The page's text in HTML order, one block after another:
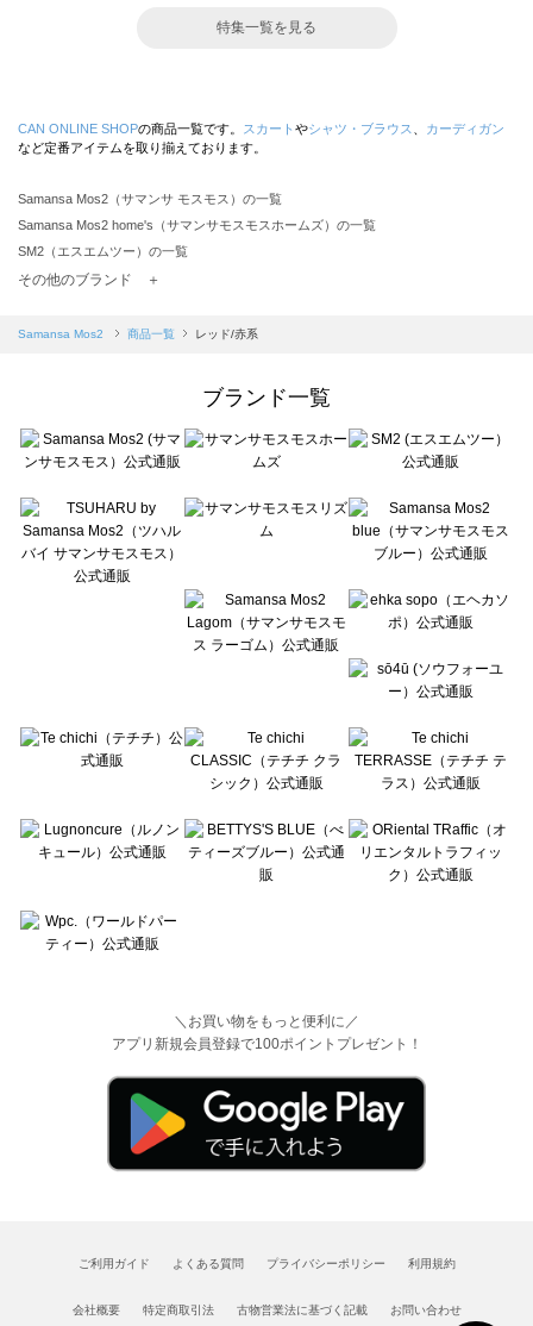
特集一覧を見る
CAN ONLINE SHOPの商品一覧です。 スカート やシャツ・ブラウス
カーディガン
など定番アイテムを取り揃えております。
Samansa Mos2（サマンサ モスモス）の一覧
Samansa Mos2 home's（サマンサモスモスホームズ）の一覧
SM2（エスエムツー）の一覧
TSUHARU by Samansa Mos2（ツハルバイサマンサモスモス）の一覧
Samansa Mos2 blue（サマンサモスモス ブルー）の一覧
Te chichi（テチチ）の一覧
Te chichi CLASSIC（テチチ クラシック）の一覧
Lugnoncure（ルノンキュール）の一覧
BETTY'S BLUE（べティーズブルー）の一覧
Wpc.（ワールドパーティー）の一覧
その他のブランド ＋
Samansa Mos2 商品一覧 レッド/赤系
ブランド一覧
＼お買い物をもっと便利に／
アプリ新規会員登録で100ポイントプレゼント！
ご利用ガイド よくある質問 プライバシーポリシー 利用規約
会社概要 特定商取引法 古物営業法に基づく記載 お問い合わせ